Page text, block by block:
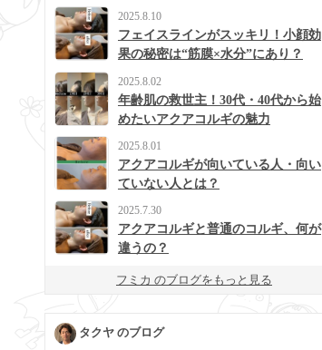
2025.8.10
フェイスラインがスッキリ！小顔効
果の秘密は“筋膜×水分”にあり？
2025.8.02
年齢肌の救世主！30代・40代から始
めたいアクアコルギの魅力
2025.8.01
アクアコルギが向いている人・向い
ていない人とは？
2025.7.30
アクアコルギと普通のコルギ、何が
違うの？
フミカ のブログをもっと見る
タクヤ のブログ